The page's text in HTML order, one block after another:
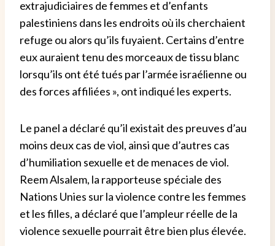
extrajudiciaires de femmes et d’enfants
palestiniens dans les endroits où ils cherchaient
refuge ou alors qu’ils fuyaient. Certains d’entre
eux auraient tenu des morceaux de tissu blanc
lorsqu’ils ont été tués par l’armée israélienne ou
des forces affiliées », ont indiqué les experts.
Le panel a déclaré qu’il existait des preuves d’au
moins deux cas de viol, ainsi que d’autres cas
d’humiliation sexuelle et de menaces de viol.
Reem Alsalem, la rapporteuse spéciale des
Nations Unies sur la violence contre les femmes
et les filles, a déclaré que l’ampleur réelle de la
violence sexuelle pourrait être bien plus élevée.